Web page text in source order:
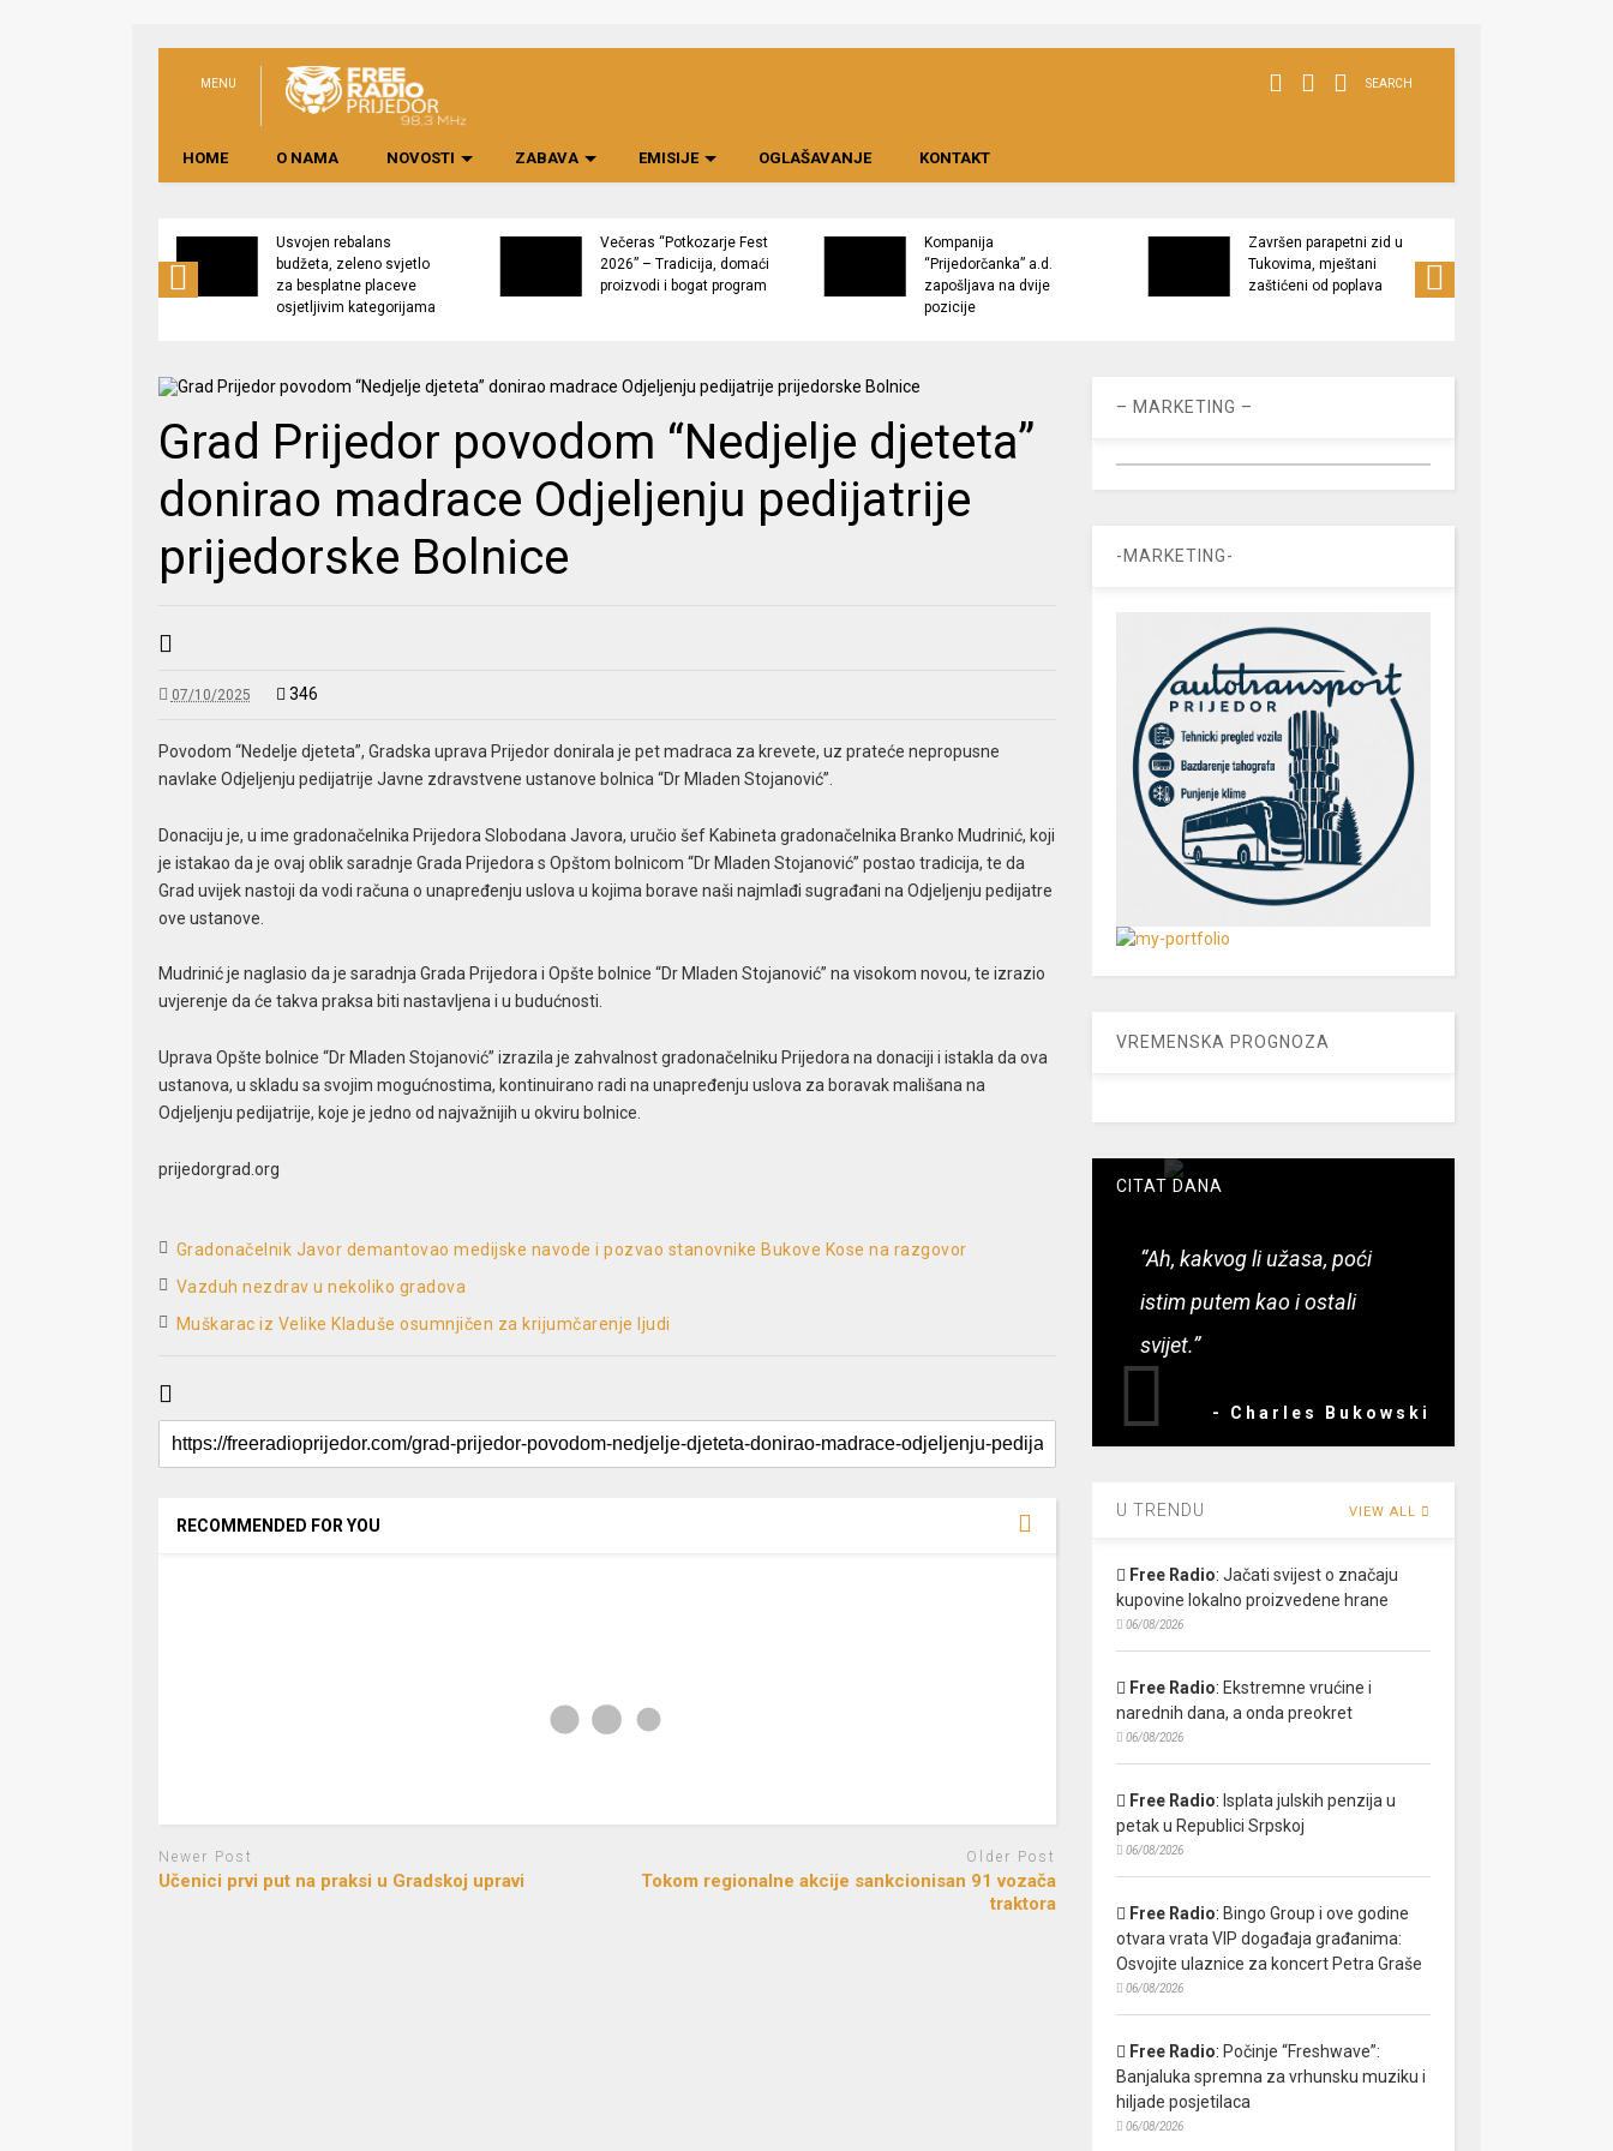
MENU SEARCH
HOME O NAMA NOVOSTI ZABAVA EMISIJE OGLAŠAVANJE KONTAKT
Usvojen rebalans
budžeta, zeleno svjetlo
za besplatne placeve
osjetljivim kategorijama
Večeras “Potkozarje Fest
2026” – Tradicija, domaći
proizvodi i bogat program
Kompanija
“Prijedorčanka” a.d.
zapošljava na dvije
pozicije
Završen parapetni zid u
Tukovima, mještani
zaštićeni od poplava
Grad Prijedor povodom “Nedjelje djeteta”
donirao madrace Odjeljenju pedijatrije
prijedorske Bolnice
07/10/2025 346
Povodom “Nedelje djeteta”, Gradska uprava Prijedor donirala je pet madraca za krevete, uz prateće nepropusne
navlake Odjeljenju pedijatrije Javne zdravstvene ustanove bolnica “Dr Mladen Stojanović”.
Donaciju je, u ime gradonačelnika Prijedora Slobodana Javora, uručio šef Kabineta gradonačelnika Branko Mudrinić, koji
je istakao da je ovaj oblik saradnje Grada Prijedora s Opštom bolnicom “Dr Mladen Stojanović” postao tradicija, te da
Grad uvijek nastoji da vodi računa o unapređenju uslova u kojima borave naši najmlađi sugrađani na Odjeljenju pedijatre
ove ustanove.
Mudrinić je naglasio da je saradnja Grada Prijedora i Opšte bolnice “Dr Mladen Stojanović” na visokom novou, te izrazio
uvjerenje da će takva praksa biti nastavljena i u budućnosti.
Uprava Opšte bolnice “Dr Mladen Stojanović” izrazila je zahvalnost gradonačelniku Prijedora na donaciji i istakla da ova
ustanova, u skladu sa svojim mogućnostima, kontinuirano radi na unapređenju uslova za boravak mališana na
Odjeljenju pedijatrije, koje je jedno od najvažnijih u okviru bolnice.
prijedorgrad.org
Gradonačelnik Javor demantovao medijske navode i pozvao stanovnike Bukove Kose na razgovor
Vazduh nezdrav u nekoliko gradova
Muškarac iz Velike Kladuše osumnjičen za krijumčarenje ljudi
RECOMMENDED FOR YOU
Newer Post
Učenici prvi put na praksi u Gradskoj upravi
Older Post
Tokom regionalne akcije sankcionisan 91 vozača
traktora
– MARKETING –
-MARKETING-
VREMENSKA PROGNOZA
CITAT DANA
“Ah, kakvog li užasa, poći
istim putem kao i ostali
svijet.”
- Charles Bukowski
U TRENDU VIEW ALL
Free Radio: Jačati svijest o značaju
kupovine lokalno proizvedene hrane
06/08/2026
Free Radio: Ekstremne vrućine i
narednih dana, a onda preokret
06/08/2026
Free Radio: Isplata julskih penzija u
petak u Republici Srpskoj
06/08/2026
Free Radio: Bingo Group i ove godine
otvara vrata VIP događaja građanima:
Osvojite ulaznice za koncert Petra Graše
06/08/2026
Free Radio: Počinje “Freshwave”:
Banjaluka spremna za vrhunsku muziku i
hiljade posjetilaca
06/08/2026